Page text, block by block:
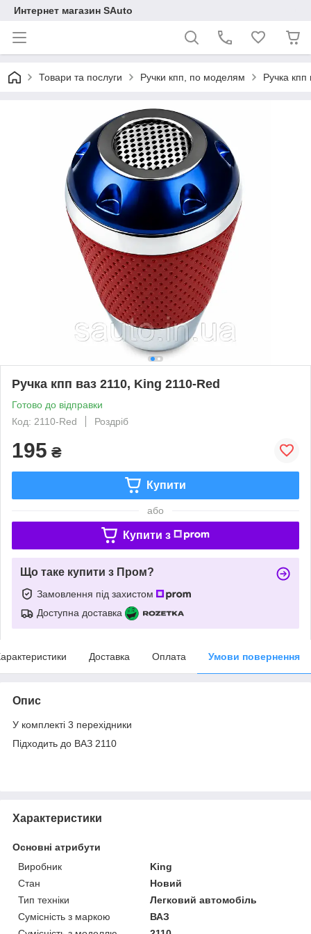
Интернет магазин SAuto
Товари та послуги Ручки кпп, по моделям Ручка
Ручка кпп ваз 2110, King 2110-Red
Готово до відправки
Код: 2110-Red
Роздріб
195 ₴
Купити
або
Купити з
Що таке купити з Пром?
Замовлення під захистом
Доступна доставка
Доставка Оплата Умови повернення
Опис
У комплекті 3 перехідники
Підходить до ВАЗ 2110
Характеристики
Основні атрибути
Виробник
King
Стан
Новий
Тип техніки
Легковий автомобіль
Сумісність з маркою
ВАЗ